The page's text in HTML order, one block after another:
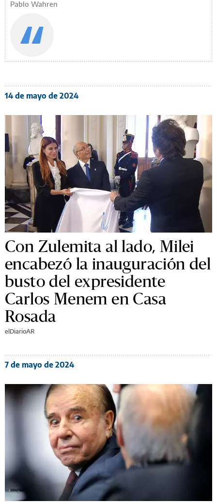
Pablo Wahren
14 de mayo de 2024
Con Zulemita al lado, Milei
encabezó la inauguración del
busto del expresidente
Carlos Menem en Casa
Rosada
elDiarioAR
7 de mayo de 2024